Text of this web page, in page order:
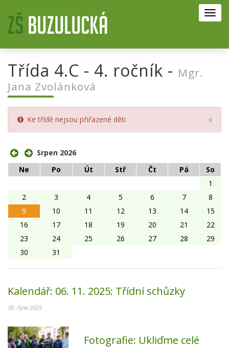
Třída 4.C - 4. ročník - Mgr.
Jana Zvolánková
×
Ke třídě nejsou přiřazené děti
Srpen 2026
Ne
Po Út Stř Čt Pá
So
1
2
3 4 5 6 7
8
9
10 11 12 13 14
15
16
17 18 19 20 21
22
23
24 25 26 27 28
29
30
31
Kalendář: 06. 11. 2025: Třídní schůzky
30. října 2025
Fotografie: Ukliďme celé